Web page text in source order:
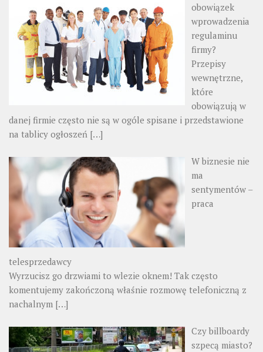
obowiązek
wprowadzenia
regulaminu
firmy?
Przepisy
wewnętrzne,
które
obowiązują w
danej firmie często nie są w ogóle spisane i przedstawione
na tablicy ogłoszeń […]
W biznesie nie
ma
sentymentów –
praca
telesprzedawcy
Wyrzucisz go drzwiami to wlezie oknem! Tak często
komentujemy zakończoną właśnie rozmowę telefoniczną z
nachalnym […]
Czy billboardy
szpecą miasto?